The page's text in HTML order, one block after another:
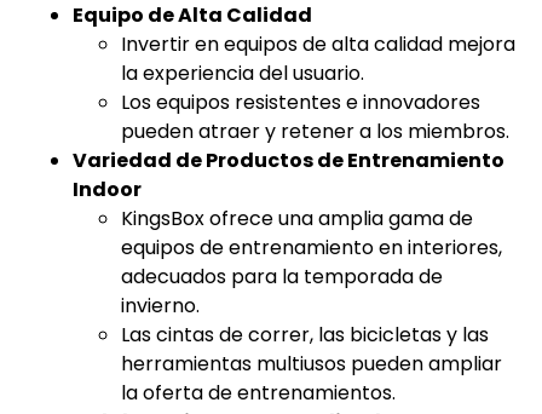
Equipo de Alta Calidad
Invertir en equipos de alta calidad mejora
la experiencia del usuario.
Los equipos resistentes e innovadores
pueden atraer y retener a los miembros.
Variedad de Productos de Entrenamiento
Indoor
KingsBox ofrece una amplia gama de
equipos de entrenamiento en interiores,
adecuados para la temporada de
invierno.
Las cintas de correr, las bicicletas y las
herramientas multiusos pueden ampliar
la oferta de entrenamientos.